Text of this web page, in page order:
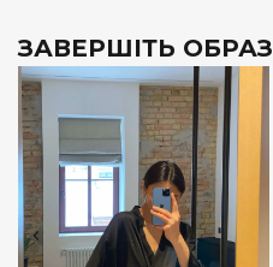
ЗАВЕРШІТЬ ОБРАЗ